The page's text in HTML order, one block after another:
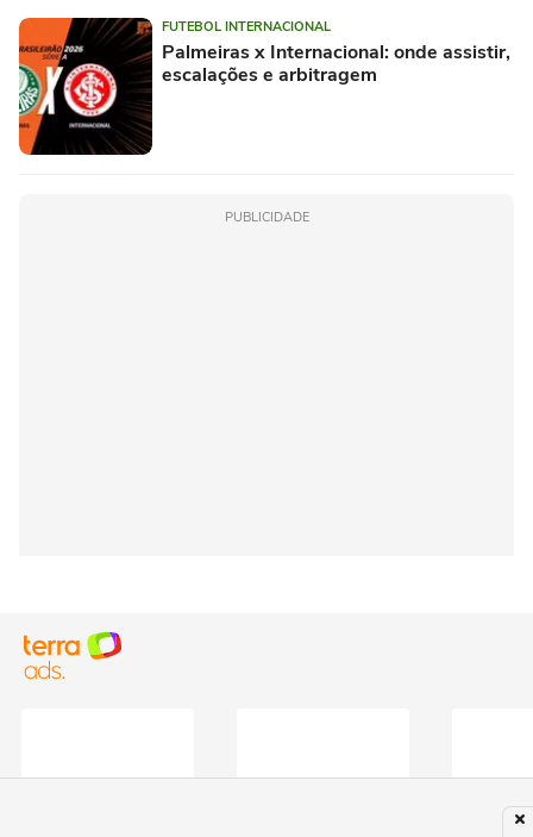
FUTEBOL INTERNACIONAL
Palmeiras x Internacional: onde assistir,
escalações e arbitragem
PUBLICIDADE